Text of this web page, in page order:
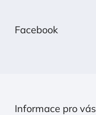
Facebook
Informace pro vás